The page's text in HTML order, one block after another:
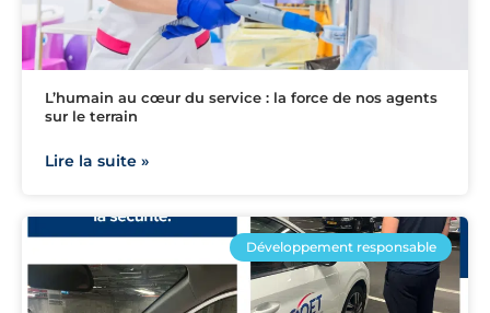
L’humain au cœur du service : la force de nos agents
sur le terrain
Lire la suite »
Développement responsable